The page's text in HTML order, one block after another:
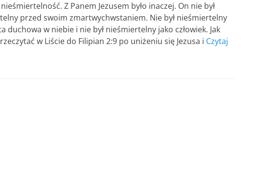
Z Panem Jezusem było inaczej. On nie był
przed swoim zmartwychwstaniem. Nie był nieśmiertelny
duchowa w niebie i nie był nieśmiertelny jako człowiek. Jak
w Liście do Filipian 2:9 po uniżeniu się Jezusa i Czytaj